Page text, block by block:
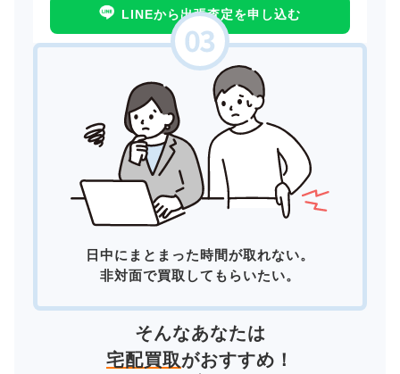
LINEから出張査定を申し込む
日中にまとまった時間が取れない。
非対面で買取してもらいたい。
そんなあなたは
宅配買取がおすすめ！